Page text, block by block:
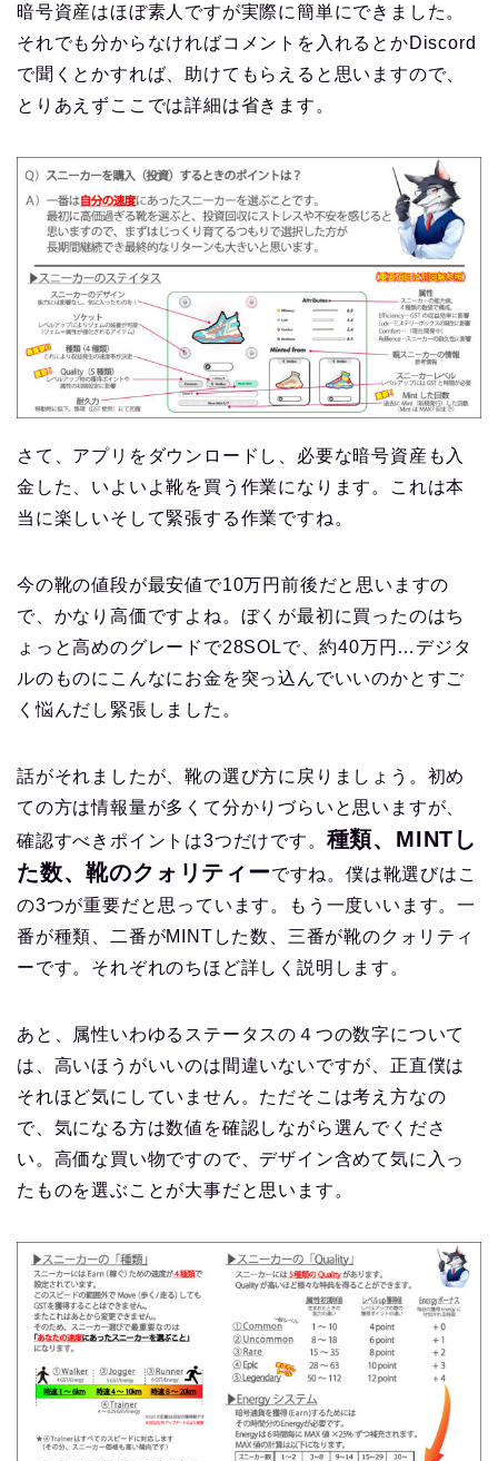
暗号資産はほぼ素人ですが実際に簡単にできました。
それでも分からなければコメントを入れるとかDiscord
で聞くとかすれば、助けてもらえると思いますので、
とりあえずここでは詳細は省きます。
さて、アプリをダウンロードし、必要な暗号資産も入
金した、いよいよ靴を買う作業になります。これは本
当に楽しいそして緊張する作業ですね。
今の靴の値段が最安値で10万円前後だと思いますの
で、かなり高価ですよね。ぼくが最初に買ったのはち
ょっと高めのグレードで28SOLで、約40万円…デジタ
ルのものにこんなにお金を突っ込んでいいのかとすご
く悩んだし緊張しました。
話がそれましたが、靴の選び方に戻りましょう。初め
ての方は情報量が多くて分かりづらいと思いますが、
確認すべきポイントは3つだけです。 種類、MINTし
た数、靴のクォリティーですね。僕は靴選びはこ
の3つが重要だと思っています。もう一度いいます。一
番が種類、二番がMINTした数、三番が靴のクォリティ
ーです。それぞれのちほど詳しく説明します。
あと、属性いわゆるステータスの４つの数字について
は、高いほうがいいのは間違いないですが、正直僕は
それほど気にしていません。ただそこは考え方なの
で、気になる方は数値を確認しながら選んでくださ
い。高価な買い物ですので、デザイン含めて気に入っ
たものを選ぶことが大事だと思います。